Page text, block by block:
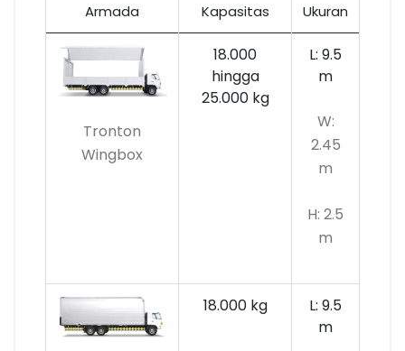
Armada Kapasitas Ukuran
Tronton
Wingbox
18.000
hingga
25.000 kg
L: 9.5
m
W:
2.45
m
H: 2.5
m
18.000 kg
L: 9.5
m